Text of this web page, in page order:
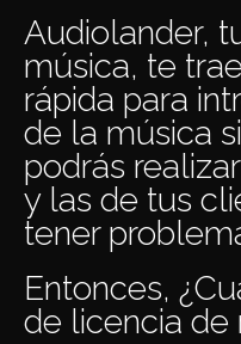
Audiolander,
música, te
rápida para
de la música
podrás
y las de tus
tener
Entonces,
de licencia de